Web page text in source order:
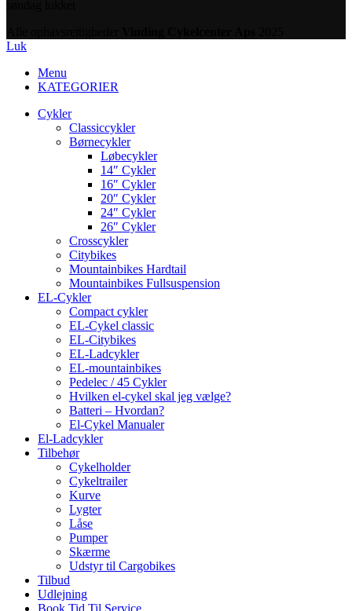
Luk
Menu
KATEGORIER
Cykler
Classiccykler
Børnecykler
Løbecykler
14″ Cykler
16″ Cykler
20″ Cykler
24″ Cykler
26″ Cykler
Crosscykler
Citybikes
Mountainbikes Hardtail
Mountainbikes Fullsuspension
EL-Cykler
Compact cykler
EL-Cykel classic
EL-Citybikes
EL-Ladcykler
EL-mountainbikes
Pedelec / 45 Cykler
Hvilken el-cykel skal jeg vælge?
Batteri – Hvordan?
El-Cykel Manualer
El-Ladcykler
Tilbehør
Cykelholder
Cykeltrailer
Kurve
Lygter
Låse
Pumper
Skærme
Udstyr til Cargobikes
Tilbud
Udlejning
Book Tid Til Service